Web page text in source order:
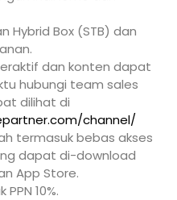
Hybrid Box (STB) dan
dan konten dapat
hubungi team sales
dilihat di
channel/
termasuk bebas akses
dapat di-download
App Store.
10%.